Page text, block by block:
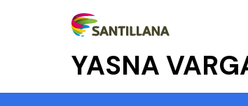
YASNA